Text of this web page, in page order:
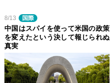
8/13 国際
中国はスパイを使って米国の政策
を変えたという決して報じられぬ
真実